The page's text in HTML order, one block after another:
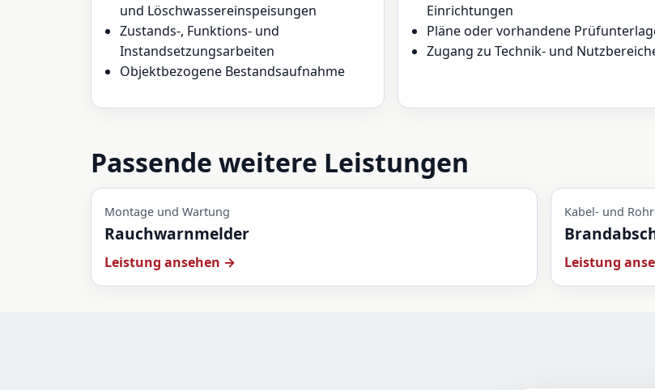
und Löschwassereinspeisungen
Zustands-, Funktions- und
Instandsetzungsarbeiten
Objektbezogene Bestandsaufnahme
Einrichtungen
Pläne oder vorhandene
Zugang zu Technik- und
Passende weitere Leistungen
Montage und Wartung
Rauchwarnmelder
Leistung ansehen →
Kabel- und
Leistung